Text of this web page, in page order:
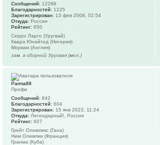
Сообщений: 12288
Благодарностей: 1225
Зарегистрирован: 13 фев 2008, 02:54
Откуда: Россия
Рейтинг: 650
Серро Ларго (Уругвай)
Квара Юнайтед (Нигерия)
Моркам (Англия)
зам. в сборной Уругвая (мол.)
Parma88
Профи
Сообщений: 842
Благодарностей: 604
Зарегистрирован: 15 янв 2023, 11:24
Откуда: Легендарный!, Россия
Рейтинг: 607
Грейт Олимпикс (Гана)
Ним Олимпик (Франция)
Гранма (Куба)